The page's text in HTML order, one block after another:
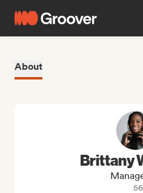
About
Brittany